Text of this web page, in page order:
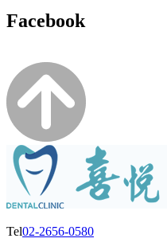
Facebook
Tel02-2656-0580